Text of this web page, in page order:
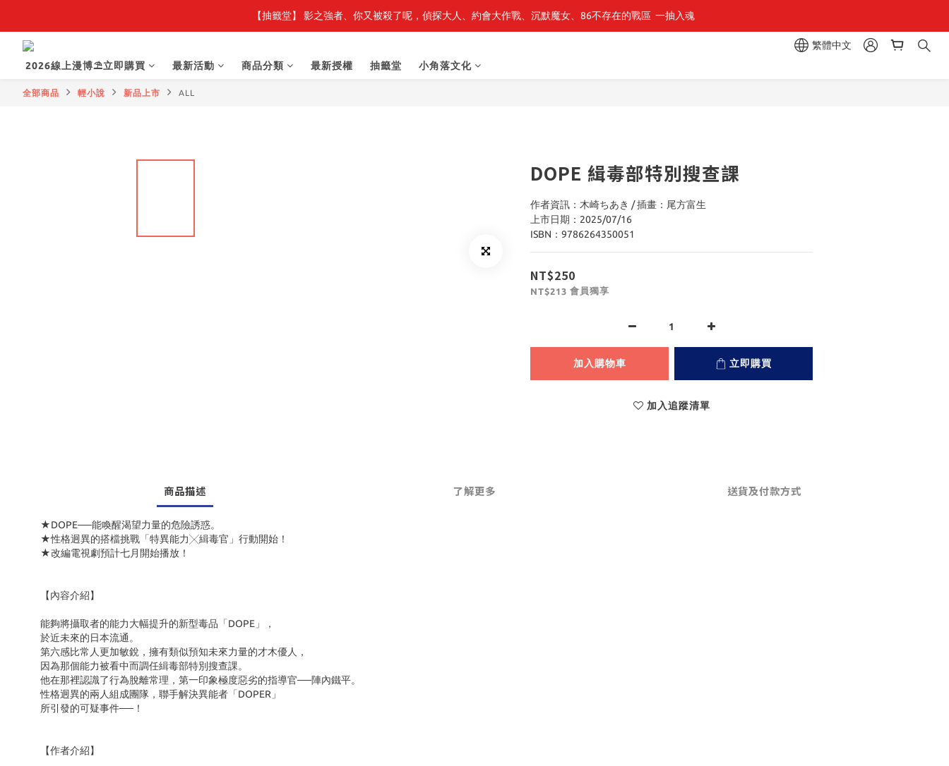
最新開賣🔥「全知讀者視角」 周邊商品
【抽籤堂】 影之強者、你又被殺了呢，偵探大人、約會大作戰、沉默魔女、86不存在的戰區  一抽入魂
繁體中文
2026線上漫博⛱️立即購買
最新活動 商品分類 最新授權 抽籤堂 小角落文化
全部商品 輕小說 新品上市 ALL
DOPE 緝毒部特別搜查課
作者資訊：木崎ちあき / 插畫：尾方富生
上市日期：2025/07/16
ISBN：9786264350051
NT$250
NT$213 會員獨享
加入購物車 立即購買
加入追蹤清單
商品描述 了解更多 送貨及付款方式
★DOPE──能喚醒渴望力量的危險誘惑。
★性格迥異的搭檔挑戰「特異能力╳緝毒官」行動開始！
★改編電視劇預計七月開始播放！
【內容介紹】
能夠將攝取者的能力大幅提升的新型毒品「DOPE」，
於近未來的日本流通。
第六感比常人更加敏銳，擁有類似預知未來力量的才木優人，
因為那個能力被看中而調任緝毒部特別搜查課。
他在那裡認識了行為脫離常理，第一印象極度惡劣的指導官──陣內鐵平。
性格迥異的兩人組成團隊，聯手解決異能者「DOPER」
所引發的可疑事件──！
【作者介紹】